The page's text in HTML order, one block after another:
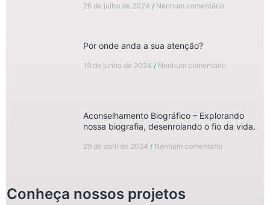
26 de julho de 2024 Nenhum comentário
Por onde anda a sua atenção?
19 de junho de 2024 Nenhum comentário
Aconselhamento Biográfico – Explorando
nossa biografia, desenrolando o fio da vida.
29 de abril de 2024 Nenhum comentário
Conheça nossos projetos